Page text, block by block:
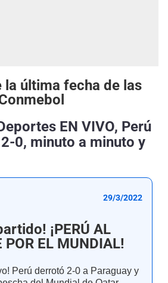
la última fecha de las
EN VIVO, Perú
0, minuto a minuto y
29/3/2022
¡PERÚ AL
POR EL MUNDIAL!
Perú derrotó 2-0 a Paraguay y